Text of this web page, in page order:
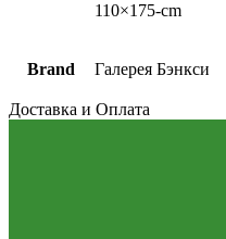
110×175-cm
Brand Галерея Бэнкси
Доставка и Оплата